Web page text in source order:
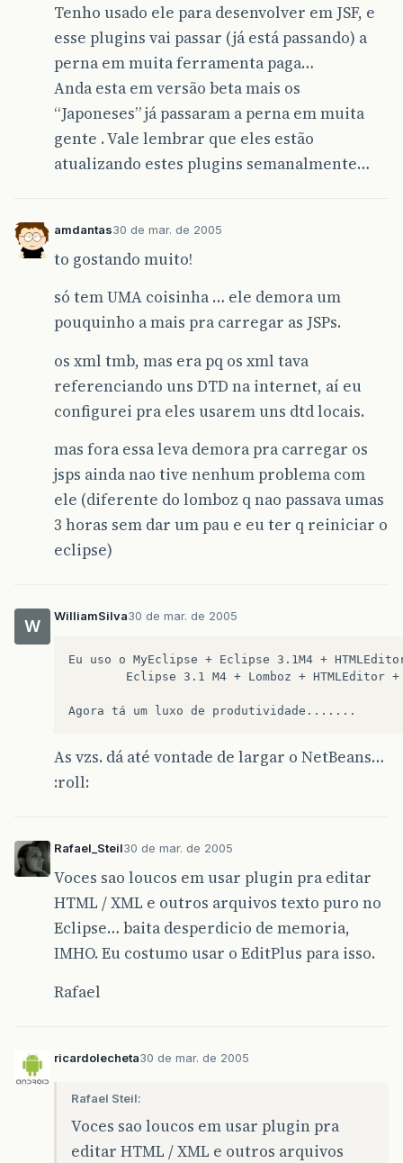
Tenho usado ele para desenvolver em JSF, e
esse plugins vai passar (já está passando) a
perna em muita ferramenta paga…
Anda esta em versão beta mais os
“Japoneses” já passaram a perna em muita
gente . Vale lembrar que eles estão
atualizando estes plugins semanalmente…
amdantas30 de mar. de 2005
to gostando muito!
só tem UMA coisinha … ele demora um
pouquinho a mais pra carregar as JSPs.
os xml tmb, mas era pq os xml tava
referenciando uns DTD na internet, aí eu
configurei pra eles usarem uns dtd locais.
mas fora essa leva demora pra carregar os
jsps ainda nao tive nenhum problema com
ele (diferente do lomboz q nao passava umas
3 horas sem dar um pau e eu ter q reiniciar o
eclipse)
W
WilliamSilva30 de mar. de 2005
Eu uso o MyEclipse + Eclipse 3.1M4 +
Eclipse 3.1 M4 + Lomboz + HTMLEditor
As vzs. dá até vontade de largar o NetBeans…
:roll:
Rafael_Steil30 de mar. de 2005
Voces sao loucos em usar plugin pra editar
HTML / XML e outros arquivos texto puro no
Eclipse… baita desperdicio de memoria,
IMHO. Eu costumo usar o EditPlus para isso.
Rafael
ricardolecheta30 de mar. de 2005
Rafael Steil:
Voces sao loucos em usar plugin pra
editar HTML / XML e outros arquivos